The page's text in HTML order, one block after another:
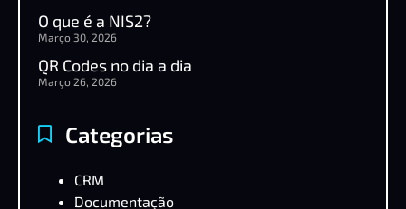
O que é a NIS2?
Março 30, 2026
QR Codes no dia a dia
Março 26, 2026
Categorias
CRM
Documentação